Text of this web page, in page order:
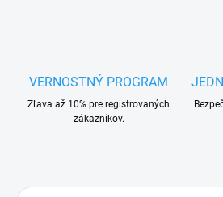
VERNOSTNÝ PROGRAM
Zľava až 10% pre registrovaných
zákazníkov.